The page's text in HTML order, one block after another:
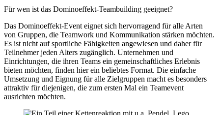
Für wen ist das Dominoeffekt-Teambuilding geeignet?
Das Dominoeffekt-Event eignet sich hervorragend für alle Arten
von Gruppen, die Teamwork und Kommunikation stärken möchten.
Es ist nicht auf sportliche Fähigkeiten angewiesen und daher für
Teilnehmer jeden Alters zugänglich. Unternehmen und
Einrichtungen, die ihren Teams ein gemeinschaftliches Erlebnis
bieten möchten, finden hier ein beliebtes Format. Die einfache
Umsetzung und Eignung für alle Zielgruppen macht es besonders
attraktiv für diejenigen, die zum ersten Mal ein Teamevent
ausrichten möchten.